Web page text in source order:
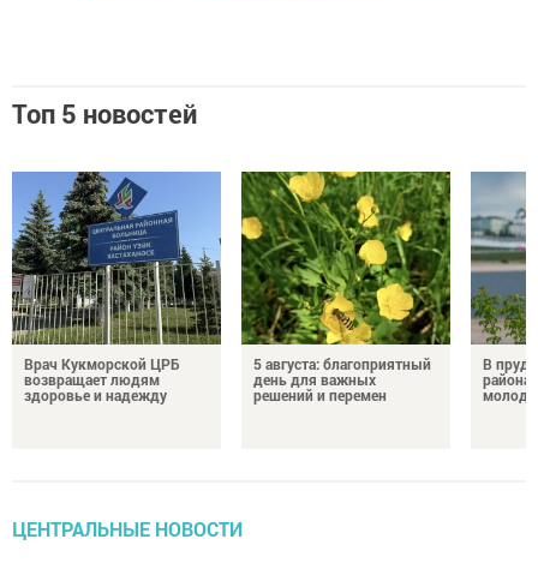
Топ 5 новостей
Врач Кукморской ЦРБ
возвращает людям
здоровье и надежду
5 августа: благоприятный
день для важных
решений и перемен
В
района
ЦЕНТРАЛЬНЫЕ НОВОСТИ